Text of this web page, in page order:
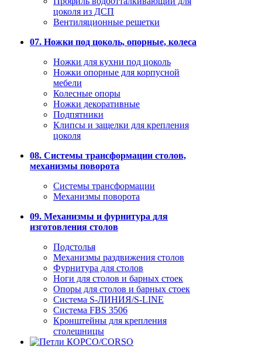
цоколя из ДСП
Вентиляционные решетки
07. Ножки под цоколь, опорные, колеса
Ножки для кухни под цоколь
Ножки опорные для корпусной
мебели
Колесные опоры
Ножки декоративные
Подпятники
Клипсы и защелки для крепления
цоколя
08. Системы трансформации столов,
механизмы поворота
Системы трансформации
Механизмы поворота
09. Механизмы и фурнитура для
изготовления столов
Подстолья
Механизмы раздвижения столов
Фурнитура для столов
Ноги для столов и барных стоек
Опоры для столов и барных стоек
Система S-ЛИНИЯ/S-LINE
Система FBS 3506
Кронштейны для крепления
столешницы